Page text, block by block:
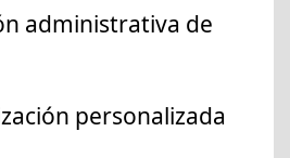
administrativa de
personalizada